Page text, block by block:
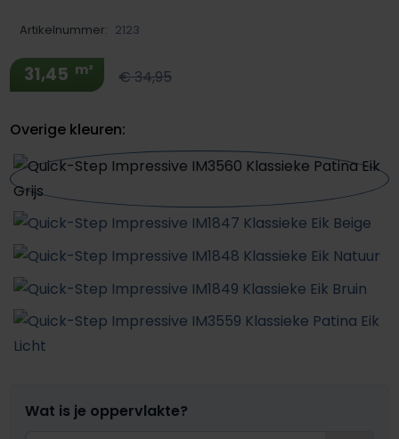
Artikelnummer: 2123
31,45 m² € 34,95
Overige kleuren:
Wat is je oppervlakte?